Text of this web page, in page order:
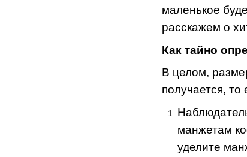
маленькое
расскажем о
Как тайно
В целом,
получается, то
манжетам
уделите